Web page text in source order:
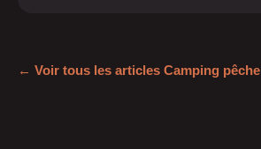
← Voir tous les articles Camping pêche